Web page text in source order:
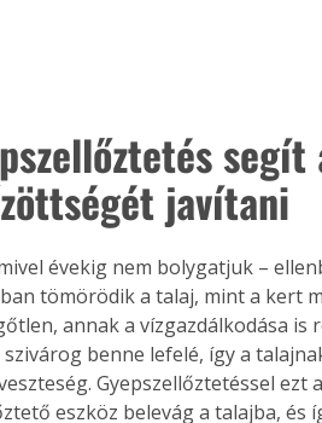
javítani
évekig nem bolygatjuk –
tömörödik a talaj, mint a kert
annak a vízgazdálkodása is
benne lefelé, így a
Gyepszellőztetéssel
eszköz belevág a talajba, és